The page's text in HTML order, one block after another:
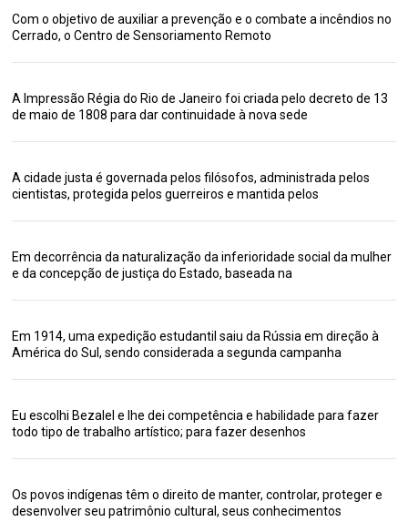
Com o objetivo de auxiliar a prevenção e o combate a incêndios no
Cerrado, o Centro de Sensoriamento Remoto
A Impressão Régia do Rio de Janeiro foi criada pelo decreto de 13
de maio de 1808 para dar continuidade à nova sede
A cidade justa é governada pelos filósofos, administrada pelos
cientistas, protegida pelos guerreiros e mantida pelos
Em decorrência da naturalização da inferioridade social da mulher
e da concepção de justiça do Estado, baseada na
Em 1914, uma expedição estudantil saiu da Rússia em direção à
América do Sul, sendo considerada a segunda campanha
Eu escolhi Bezalel e lhe dei competência e habilidade para fazer
todo tipo de trabalho artístico; para fazer desenhos
Os povos indígenas têm o direito de manter, controlar, proteger e
desenvolver seu patrimônio cultural, seus conhecimentos